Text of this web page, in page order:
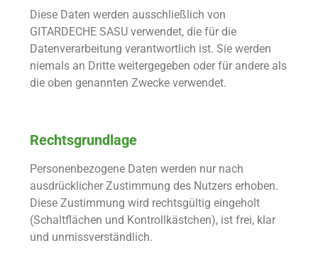
Diese Daten werden ausschließlich von
GITARDECHE SASU verwendet, die für die
Datenverarbeitung verantwortlich ist. Sie werden
niemals an Dritte weitergegeben oder für andere als
die oben genannten Zwecke verwendet.
Rechtsgrundlage
Personenbezogene Daten werden nur nach
ausdrücklicher Zustimmung des Nutzers erhoben.
Diese Zustimmung wird rechtsgültig eingeholt
(Schaltflächen und Kontrollkästchen), ist frei, klar
und unmissverständlich.